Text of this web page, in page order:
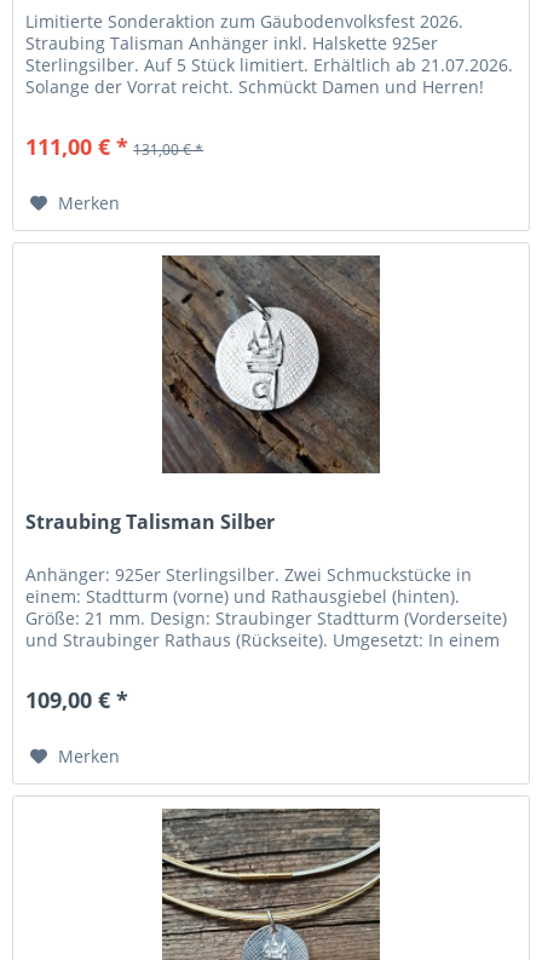
Limitierte Sonderaktion zum Gäubodenvolksfest 2026.
Straubing Talisman Anhänger inkl. Halskette 925er
Sterlingsilber. Auf 5 Stück limitiert. Erhältlich ab 21.07.2026.
Solange der Vorrat reicht. Schmückt Damen und Herren!
Rathausgiebel (hinten). Größe: 21mm. Design:...
111,00 € * 131,00 € *
Merken
Straubing Talisman Silber
Anhänger: 925er Sterlingsilber. Zwei Schmuckstücke in
einem: Stadtturm (vorne) und Rathausgiebel (hinten).
Größe: 21 mm. Design: Straubinger Stadtturm (Vorderseite)
und Straubinger Rathaus (Rückseite). Umgesetzt: In einem
„Goldstadt“). Inklusive schönem Schmuckbeutel. Für jeden...
109,00 € *
Merken